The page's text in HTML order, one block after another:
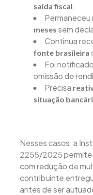
saída fiscal;
Permaneceu
meses sem
Continua
fonte brasileira
Foi
omissão de
Precisa
situação
Nesses casos, a
2255/2025 permite
com redução de
contribuinte
antes de ser